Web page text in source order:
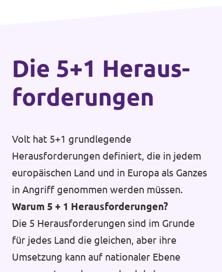
Die 5+1 Heraus­
forderungen
Volt hat 5+1 grundlegende
Herausforderungen definiert, die in jedem
europäischen Land und in Europa als Ganzes
in Angriff genommen werden müssen.
Warum 5 + 1 Herausforderungen?
Die 5 Herausforderungen sind im Grunde
für jedes Land die gleichen, aber ihre
Umsetzung kann auf nationaler Ebene